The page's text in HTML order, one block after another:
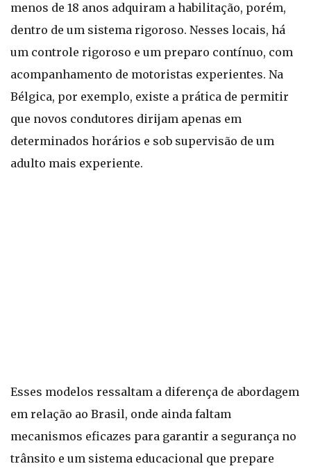
menos de 18 anos adquiram a habilitação, porém,
dentro de um sistema rigoroso. Nesses locais, há
um controle rigoroso e um preparo contínuo, com
acompanhamento de motoristas experientes. Na
Bélgica, por exemplo, existe a prática de permitir
que novos condutores dirijam apenas em
determinados horários e sob supervisão de um
adulto mais experiente.
Esses modelos ressaltam a diferença de abordagem
em relação ao Brasil, onde ainda faltam
mecanismos eficazes para garantir a segurança no
trânsito e um sistema educacional que prepare